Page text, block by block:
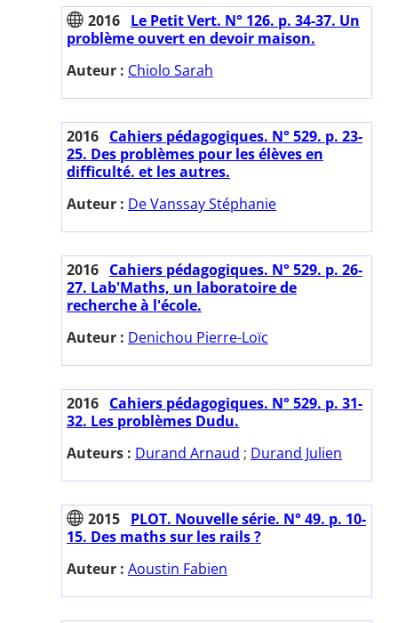
2016 Le Petit Vert. N° 126. p. 34-37. Un
problème ouvert en devoir maison.
Auteur : Chiolo Sarah
2016 Cahiers pédagogiques. N° 529. p. 23-
25. Des problèmes pour les élèves en
difficulté. et les autres.
Auteur : De Vanssay Stéphanie
2016 Cahiers pédagogiques. N° 529. p. 26-
27. Lab'Maths, un laboratoire de
recherche à l'école.
Auteur : Denichou Pierre-Loïc
2016 Cahiers pédagogiques. N° 529. p. 31-
32. Les problèmes Dudu.
Auteurs : Durand Arnaud ; Durand Julien
2015 PLOT. Nouvelle série. N° 49. p. 10-
15. Des maths sur les rails ?
Auteur : Aoustin Fabien